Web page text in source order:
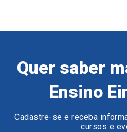
Quer saber
Ensino
Cadastre-se e receba
cursos e